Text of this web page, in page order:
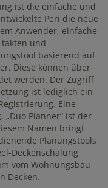
ist die einfache und
Peri die neue
Anwender, einfache
und
basierend auf
Diese können über
werden. Der Zugriff
ist lediglich ein
Eine
Planner“ ist der
Namen bringt
Planungstools
Deckenschalung
vom Wohnungsbau
Decken.